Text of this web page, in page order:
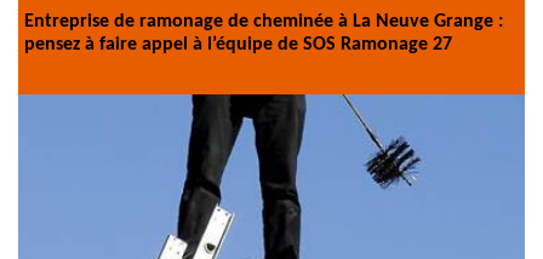
Entreprise de ramonage de cheminée à La Neuve Grange :
pensez à faire appel à l’équipe de SOS Ramonage 27